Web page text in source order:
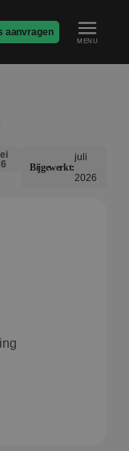
aanvragen
MENU
Bijgewerkt:
juli
2026